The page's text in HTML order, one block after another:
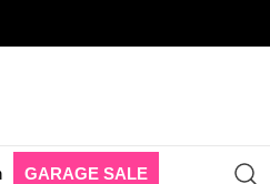
GARAGE SALE